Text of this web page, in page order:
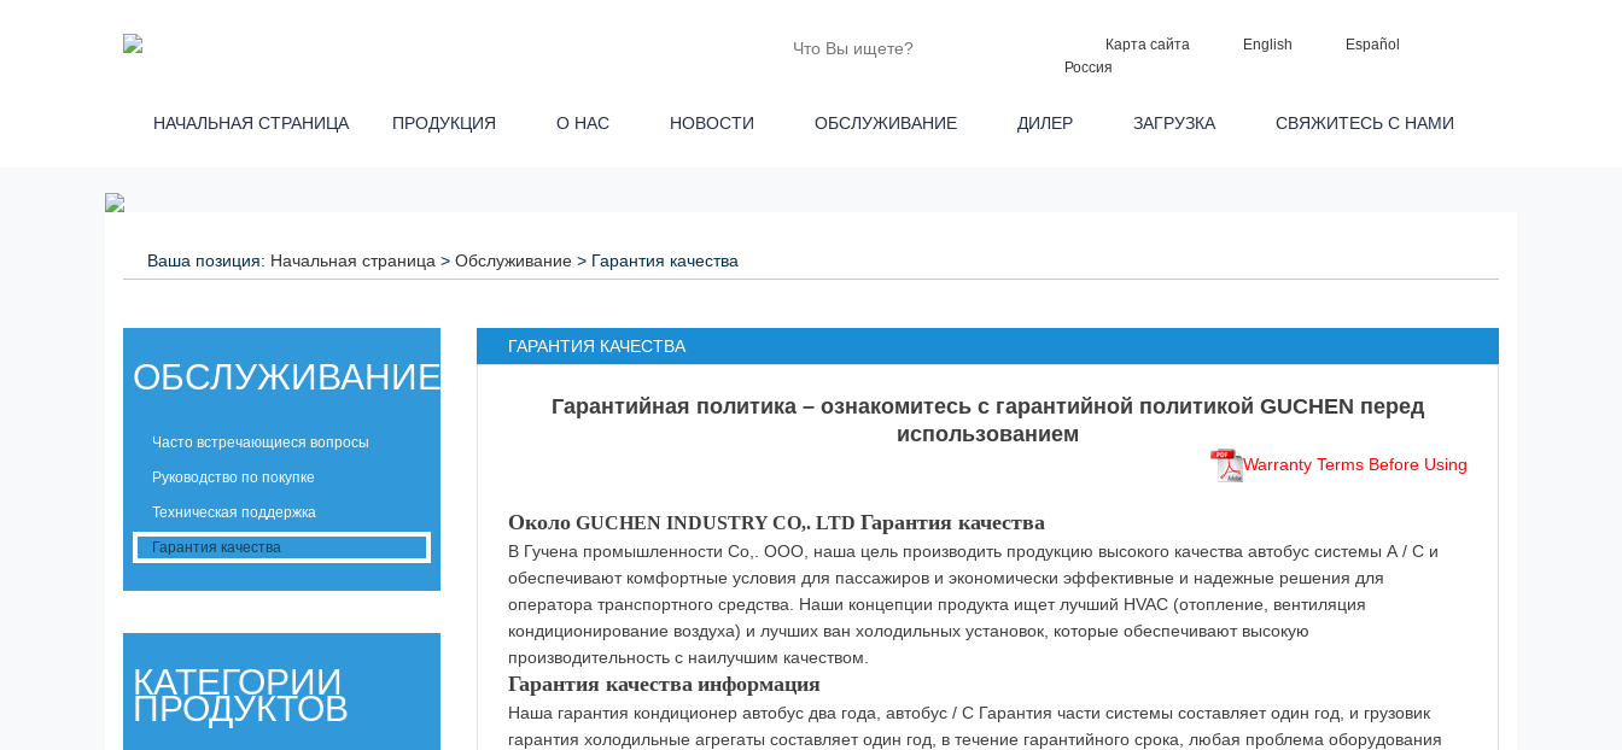
Карта сайта English
Español
Россия
НАЧАЛЬНАЯ СТРАНИЦА ПРОДУКЦИЯ О НАС НОВОСТИ ОБСЛУЖИВАНИЕ ДИЛЕР ЗАГРУЗКА СВЯЖИТЕСЬ С НАМИ
Ваша позиция: Начальная страница > Обслуживание > Гарантия качества
ОБСЛУЖИВАНИЕ
Часто встречающиеся вопросы
Руководство по покупке
Техническая поддержка
Гарантия качества
КАТЕГОРИИ
ПРОДУКТОВ
ГАРАНТИЯ КАЧЕСТВА
Гарантийная политика – ознакомитесь с гарантийной политикой GUCHEN перед
использованием
Warranty Terms Before Using
ОколоGUCHEN INDUSTRY CO,. LTD Гарантия качества
В Гучена промышленности Co,. ООО, наша цель производить продукцию высокого качества автобус системы А / С и
обеспечивают комфортные условия для пассажиров и экономически эффективные и надежные решения для
оператора транспортного средства. Наши концепции продукта ищет лучший HVAC (отопление, вентиляция
кондиционирование воздуха) и лучших ван холодильных установок, которые обеспечивают высокую
производительность с наилучшим качеством
Гарантия качества информация
Наша гарантия кондиционер автобус два года , автобус / C Гарантия части системы составляет один год, и грузовик
гарантия холодильные агрегаты составляет один год, в течение гарантийного срока , любая проблема оборудования